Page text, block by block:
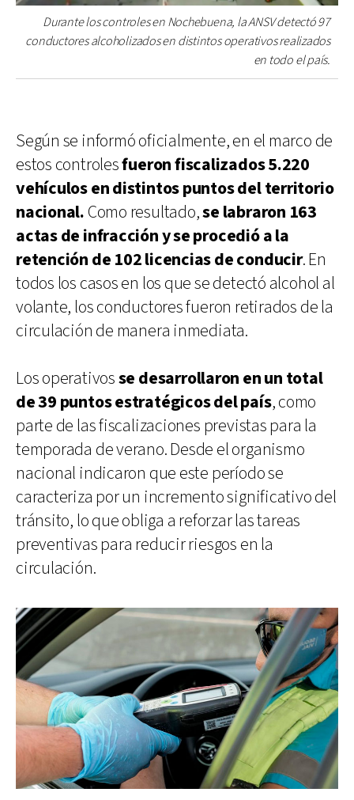
Durante los controles en Nochebuena, la ANSV detectó 97
conductores alcoholizados en distintos operativos realizados
en todo el país.
Según se informó oficialmente, en el marco de
estos controlesfueron fiscalizados 5.220
vehículos en distintos puntos del territorio
nacional. Como resultado,se labraron 163
actas de infracción y se procedió a la
retención de 102 licencias de conducir. En
todos los casos en los que se detectó alcohol al
volante, los conductores fueron retirados de la
circulación de manera inmediata.
Los operativosse desarrollaron en un total
de 39 puntos estratégicos del país, como
parte de las fiscalizaciones previstas para la
temporada de verano. Desde el organismo
nacional indicaron que este período se
caracteriza por un incremento significativo del
tránsito, lo que obliga a reforzar las tareas
preventivas para reducir riesgos en la
circulación.